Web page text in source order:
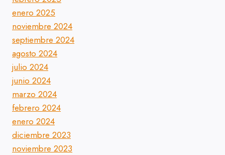
enero 2025
noviembre 2024
septiembre 2024
agosto 2024
julio 2024
junio 2024
marzo 2024
febrero 2024
enero 2024
diciembre 2023
noviembre 2023